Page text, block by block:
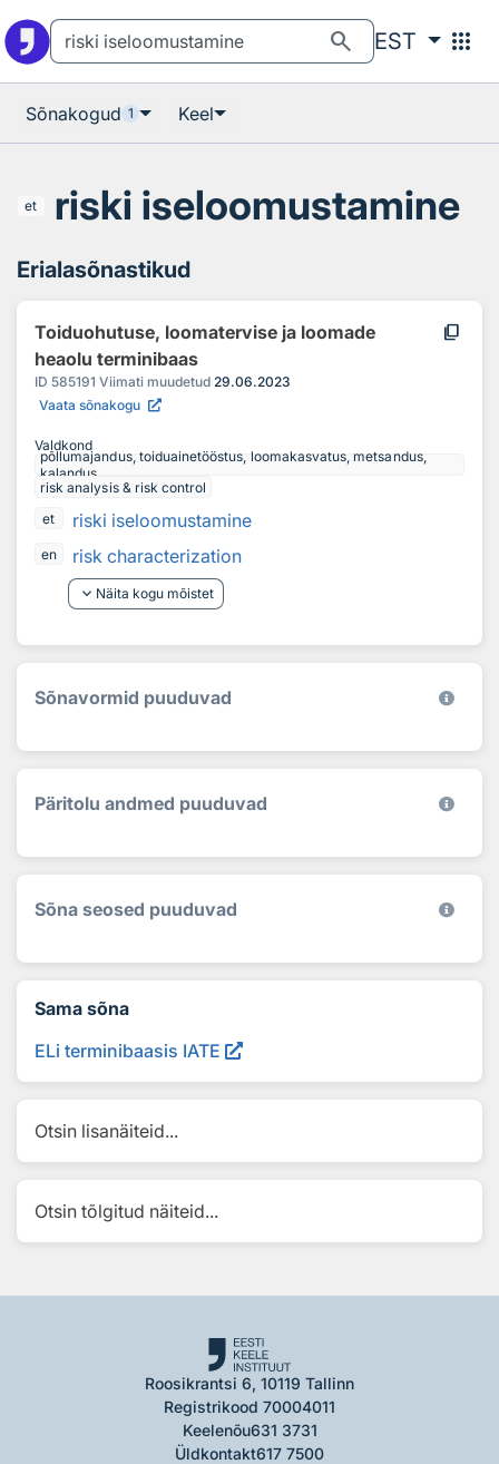
search EST apps
Sõnakogud 1 Keel
et riski iseloomustamine
Erialasõnastikud
Toiduohutuse, loomatervise ja loomade
heaolu terminibaas
content_copy
ID 585191 Viimati muudetud 29.06.2023
Vaata sõnakogu
Valdkond
põllumajandus, toiduainetööstus, loomakasvatus, metsandus,
kalandus
risk analysis & risk control
et
riski iseloomustamine
en
risk characterization
keyboard_arrow_down Näita kogu mõistet
Sõnavormid puuduvad
Päritolu andmed puuduvad
Sõna seosed puuduvad
Sama sõna
ELi terminibaasis IATE
Otsin lisanäiteid...
Otsin tõlgitud näiteid...
Roosikrantsi 6, 10119 Tallinn
Registrikood 70004011
Keelenõu631 3731
Üldkontakt617 7500